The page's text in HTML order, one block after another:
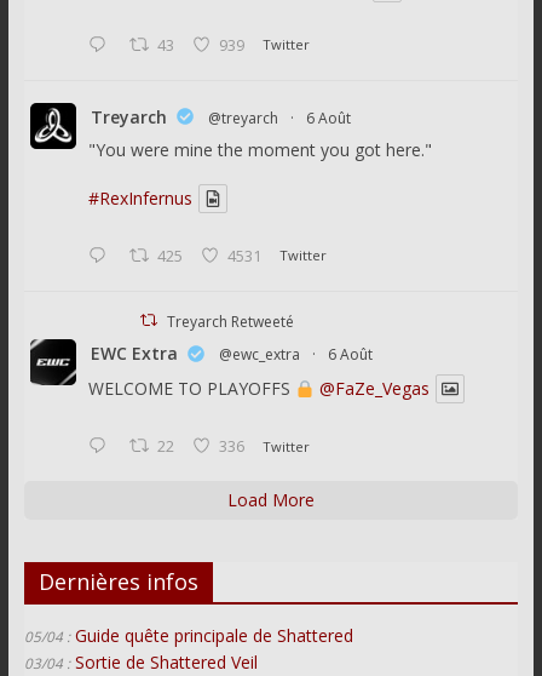
43 939 Twitter
Treyarch @treyarch · 6 Août
"You were mine the moment you got here."
#RexInfernus
425 4531 Twitter
Treyarch Retweeté
EWC Extra @ewc_extra · 6 Août
WELCOME TO PLAYOFFS @FaZe_Vegas
22 336 Twitter
Load More
Dernières infos
05/04 : Guide quête principale de Shattered
03/04 : Sortie de Shattered Veil